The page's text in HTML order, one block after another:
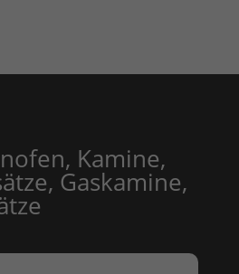
Kamine,
Gaskamine,